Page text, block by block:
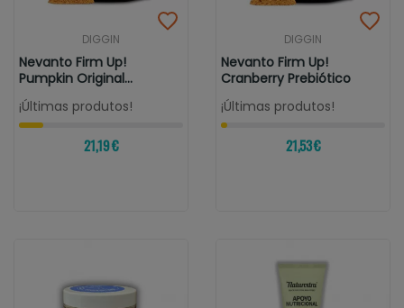
DIGGIN
Nevanto Firm Up!
Pumpkin Original
Prebiótico
¡Últimas produtos!
21,19 €
DIGGIN
Nevanto Firm Up!
Cranberry Prebiótico
¡Últimas produtos!
21,53 €